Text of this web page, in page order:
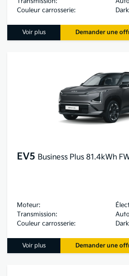
Couleur carrosserie:
Voir plus Demander une
EV5 Business Plus 81.4kWh
Moteur:
Transmission:
Couleur carrosserie:
Voir plus Demander une